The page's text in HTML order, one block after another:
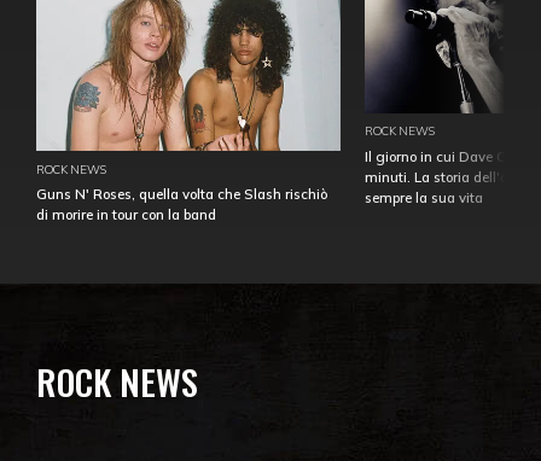
ROCK NEWS
Guns N' Roses, quella volta che Slash rischiò
di morire in tour con la band
ROCK NEWS
Il giorno in cui Dave
minuti. La storia
sempre la sua vita
ROCK NEWS